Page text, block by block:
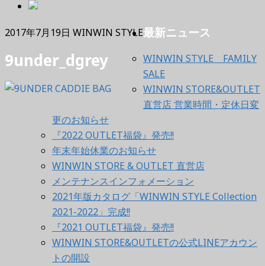
2017年7月19日 WINWIN STYLE
9under_dgrey
最新ニュース
WINWIN STYLE FAMILY
SALE
WINWIN STORE&OUTLET
直営店 営業時間・定休日変
更のお知らせ
『2022 OUTLET福袋』発売!!
年末年始休業のお知らせ
WINWIN STORE & OUTLET 直営店
メンテナンスインフォメーション
2021年版カタログ「WINWIN STYLE Collection
2021-2022」完成!!
『2021 OUTLET福袋』発売!!
WINWIN STORE&OUTLETの公式LINEアカウン
トの開設